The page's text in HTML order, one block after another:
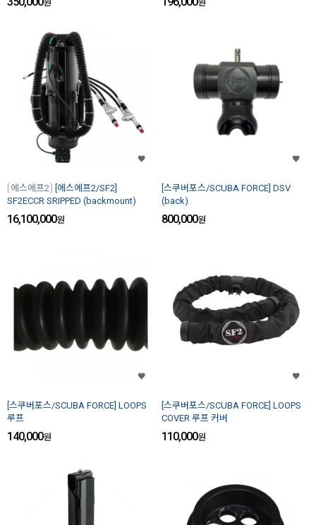
원 원
에스에프2
[에스에프2/SF2]
SF2ECCR SRIPPED (backmount)
16,100,000원
[스쿠버포스/SCUBA FORCE] DSV
(back)
800,000원
[스쿠버포스/SCUBA FORCE] LOOPS
루프
140,000원
[스쿠버포스/SCUBA FORCE] LOOPS
COVER 루프 커버
110,000원